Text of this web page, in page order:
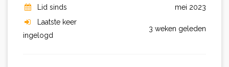
Lid sinds
mei 2023
Laatste keer
ingelogd
3 weken geleden